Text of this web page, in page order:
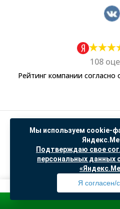
108
Рейтинг компании
Политика обработки
Согласие на обработку
"© ООО “САНТЕХГИД”, 2026. Все права
офертой, цены и информация
Доработка и
Мы используем cookie-
Подтверждаю свое
персональных данных
Я согласен/
Профиль Товары Поиск